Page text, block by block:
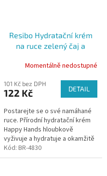
Resibo Hydratační krém
na ruce zelený čaj a
ml
Momentálně nedostupné
101 Kč bez DPH
122 Kč DETAIL
Postarejte se o své namáhané
ruce. Přírodní hydratační krém
Happy Hands hloubkově
vyživuje a hydratuje a okamžitě
regeneruje pokožku rukou.
Vytváří na nich ochranný film,
Kód: BR-4830